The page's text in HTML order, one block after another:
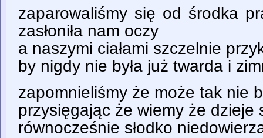
zaparowaliśmy się od środka
zasłoniła nam oczy
a naszymi ciałami szczelnie
by nigdy nie była już twarda i
zapomnieliśmy że może tak nie
przysięgając że wiemy że
równocześnie słodko